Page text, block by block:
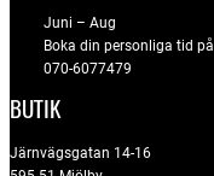
Juni – Aug
Boka din personliga tid på
070-6077479
BUTIK
Järnvägsgatan 14-16